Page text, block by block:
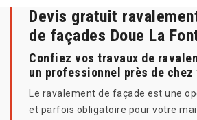
Devis gratuit
de façades Doue La
Confiez vos travaux de
un professionnel près de chez
Le ravalement de façade est une
et parfois obligatoire pour votre